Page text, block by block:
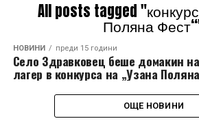
All posts tagged
Поляна
НОВИНИ преди 15 години
Село Здравковец беше домакин
лагер в конкурса на „Узана
ОЩЕ НОВИНИ